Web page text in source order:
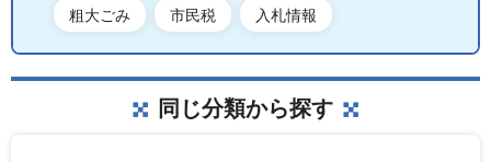
粗大ごみ 市民税 入札情報
同じ分類から探す